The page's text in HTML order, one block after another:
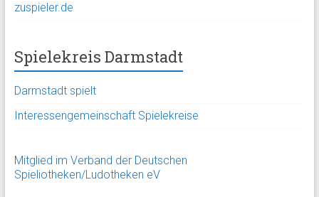
zuspieler.de
Spielekreis Darmstadt
Darmstadt spielt
Interessengemeinschaft Spielekreise
Mitglied im Verband der Deutschen
Spieliotheken/Ludotheken eV